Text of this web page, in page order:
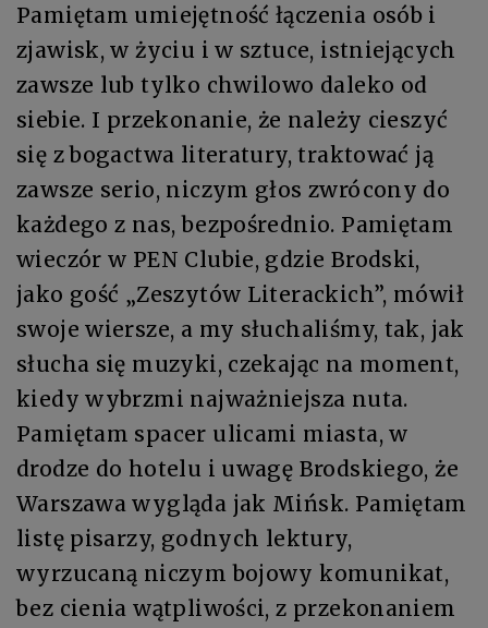
Pamiętam umiejętność łączenia osób i
zjawisk, w życiu i w sztuce, istniejących
zawsze lub tylko chwilowo daleko od
siebie. I przekonanie, że należy cieszyć
się z bogactwa literatury, traktować ją
zawsze serio, niczym głos zwrócony do
każdego z nas, bezpośrednio. Pamiętam
wieczór w PEN Clubie, gdzie Brodski,
jako gość „Zeszytów Literackich”, mówił
swoje wiersze, a my słuchaliśmy, tak, jak
słucha się muzyki, czekając na moment,
kiedy wybrzmi najważniejsza nuta.
Pamiętam spacer ulicami miasta, w
drodze do hotelu i uwagę Brodskiego, że
Warszawa wygląda jak Mińsk. Pamiętam
listę pisarzy, godnych lektury,
wyrzucaną niczym bojowy komunikat,
bez cienia wątpliwości, z przekonaniem